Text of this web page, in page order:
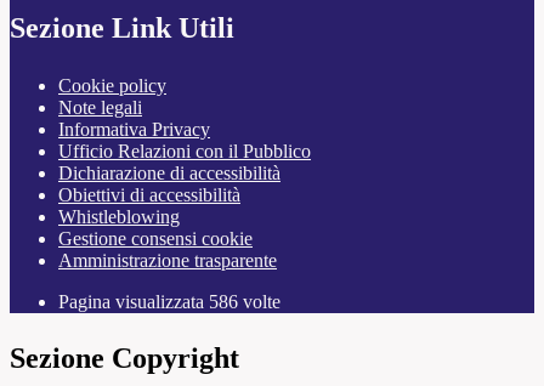
Sezione Link Utili
Cookie policy
Note legali
Informativa Privacy
Ufficio Relazioni con il Pubblico
Dichiarazione di accessibilità
Obiettivi di accessibilità
Whistleblowing
Gestione consensi cookie
Amministrazione trasparente
Pagina visualizzata 586 volte
Sezione Copyright